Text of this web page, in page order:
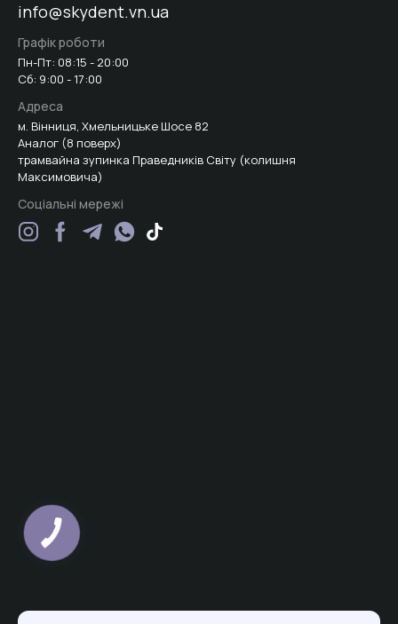
info@skydent.vn.ua
Графік роботи
Пн-Пт: 08:15 - 20:00
Сб: 9:00 - 17:00
Адреса
м. Вінниця, Хмельницьке Шосе 82
Аналог (8 поверх)
трамвайна зупинка Праведників Світу (колишня
Максимовича)
Соціальні мережі